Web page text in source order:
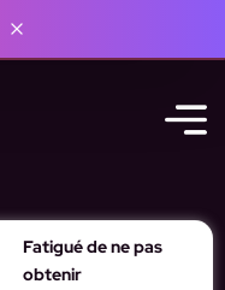
Fatigué de ne pas
obtenir